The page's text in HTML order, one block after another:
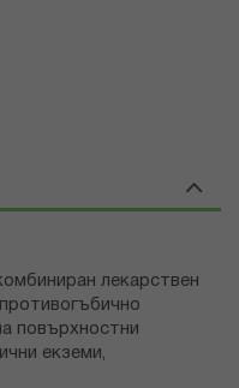
лекарствен
повърхностни
екземи,